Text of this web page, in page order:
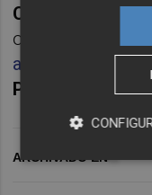
Cadena Cope y
obra de
aquí la
Paco Polit
ARCHIVADO EN